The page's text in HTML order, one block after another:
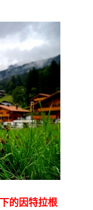
的因特拉根